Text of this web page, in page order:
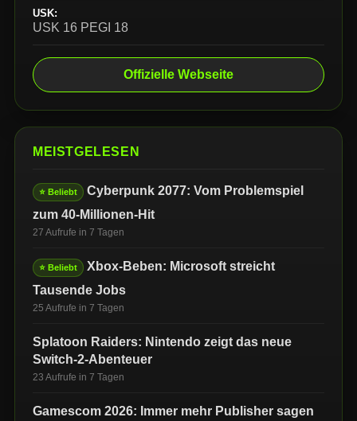
USK:
USK 16 PEGI 18
Offizielle Webseite
MEISTGELESEN
⭐ Beliebt
Cyberpunk 2077: Vom Problemspiel
zum 40-Millionen-Hit
27 Aufrufe in 7 Tagen
⭐ Beliebt
Xbox-Beben: Microsoft streicht
Tausende Jobs
25 Aufrufe in 7 Tagen
Splatoon Raiders: Nintendo zeigt das neue
Switch-2-Abenteuer
23 Aufrufe in 7 Tagen
Gamescom 2026: Immer mehr Publisher sagen